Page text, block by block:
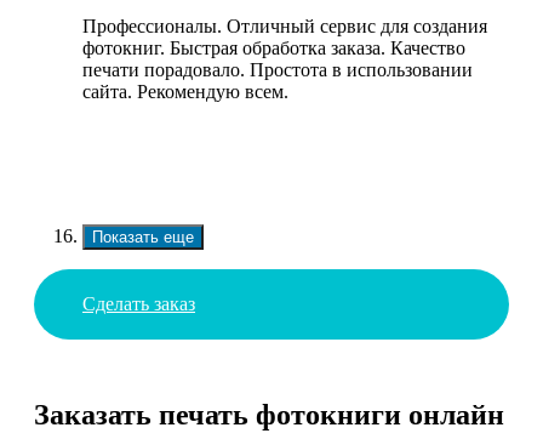
Профессионалы. Отличный сервис для создания
фотокниг. Быстрая обработка заказа. Качество
печати порадовало. Простота в использовании
сайта. Рекомендую всем.
Показать еще
Сделать заказ
Заказать печать фотокниги онлайн